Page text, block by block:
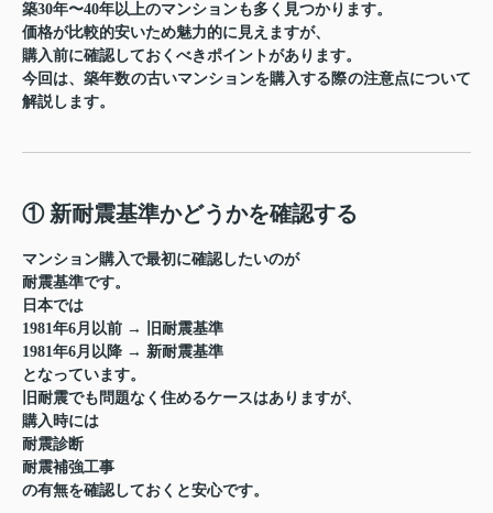
築30年〜40年以上のマンションも多く見つかります。
価格が比較的安いため魅力的に見えますが、
購入前に確認しておくべきポイントがあります。
今回は、築年数の古いマンションを購入する際の注意点について
解説します。
① 新耐震基準かどうかを確認する
マンション購入で最初に確認したいのが
耐震基準です。
日本では
1981年6月以前 → 旧耐震基準
1981年6月以降 → 新耐震基準
となっています。
旧耐震でも問題なく住めるケースはありますが、
購入時には
耐震診断
耐震補強工事
の有無を確認しておくと安心です。